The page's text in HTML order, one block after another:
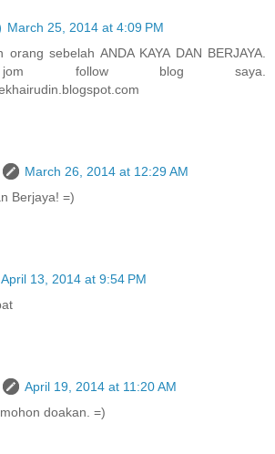
March 25, 2014 at 4:09 PM
orang sebelah ANDA KAYA DAN BERJAYA.
follow blog saya.
March 26, 2014 at 12:29 AM
Berjaya! =)
April 13, 2014 at 9:54 PM
April 19, 2014 at 11:20 AM
doakan. =)